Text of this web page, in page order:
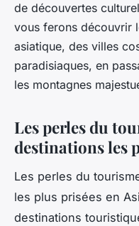
de découvertes
vous ferons découvrir
asiatique, des villes
paradisiaques, en
les montagnes
Les perles du
destinations les
Les perles du
les plus prisées en
destinations